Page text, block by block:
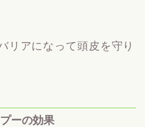
リアになって頭皮を守り
ーの効果